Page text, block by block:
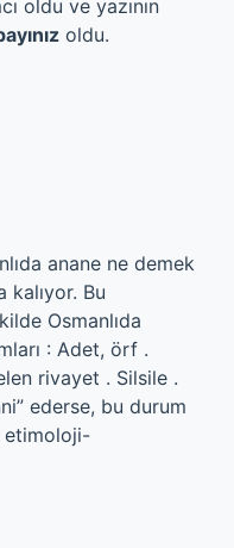
oldu ve yazının
oldu.
anane ne demek
kalıyor. Bu
Osmanlıda
: Adet, örf .
rivayet . Silsile .
ederse, bu durum
etimoloji-